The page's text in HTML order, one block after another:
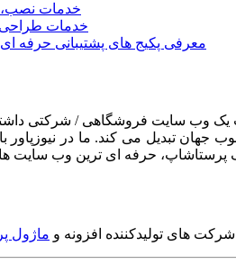
خدمات نصب،
خدمات
معرفی پکیج های پشتیبانی حرفه
تبدیل می کند. ما در نیوزپاور
های تولیدکننده افزونه و ماژول